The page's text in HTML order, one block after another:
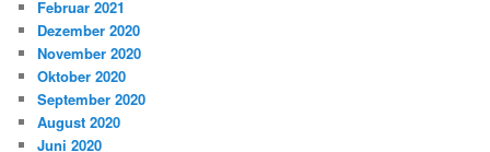
Februar 2021
Dezember 2020
November 2020
Oktober 2020
September 2020
August 2020
Juni 2020